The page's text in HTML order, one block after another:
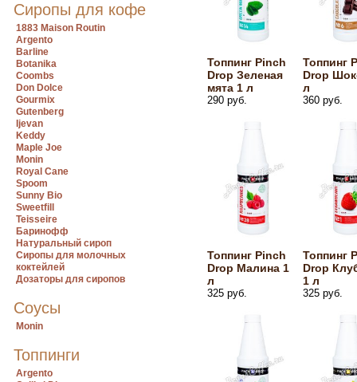
Сиропы для кофе
1883 Maison Routin
Argento
Barline
Botanika
Coombs
Don Dolce
Gourmix
Gutenberg
Ijevan
Keddy
Maple Joe
Monin
Royal Cane
Spoom
Sunny Bio
Sweetfill
Teisseire
Баринофф
Натуральный сироп
Сиропы для молочных
коктейлей
Дозаторы для сиропов
Соусы
Monin
Топпинги
Argento
Топпинг Pinch
Drop Зеленая
мята 1 л
290 руб.
Топпинг
Drop
л
360 руб.
Топпинг Pinch
Drop Малина 1
л
325 руб.
Топпинг
Drop
1 л
325 руб.